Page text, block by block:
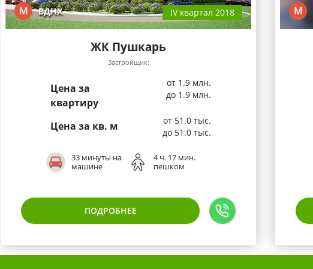
М ВДНХ IV квартал 2018
ЖК Пушкарь
Застройщик:
Цена за
квартиру
от 1.9 млн.
до 1.9 млн.
Цена за кв. м
от 51.0 тыс.
до 51.0 тыс.
33 минуты на
машине
4 ч. 17 мин.
пешком
ПОДРОБНЕЕ
М